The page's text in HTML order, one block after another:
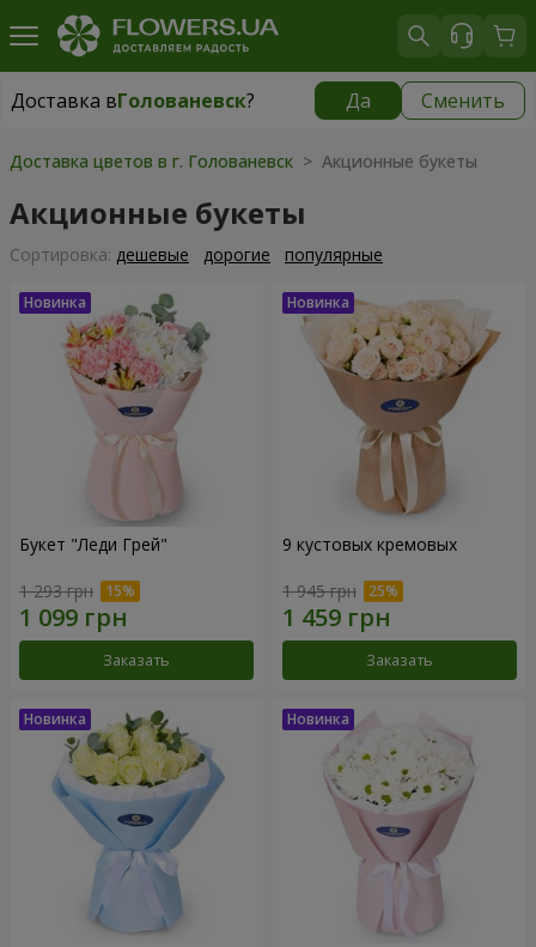
Доставка вГолованевск? Да Сменить
Доставка вГолованевск|
Доставка цветов в г. Голованевск > Акционные букеты
Акционные букеты
Cортировка: дешевые дорогие популярные
Букет "Леди Грей"
1 293 грн
Заказать
9 кустовых кремовых
1 945 грн
Заказать